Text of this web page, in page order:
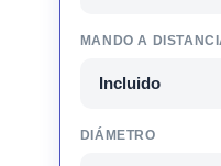
MANDO A
Incluido
DIÁMETRO